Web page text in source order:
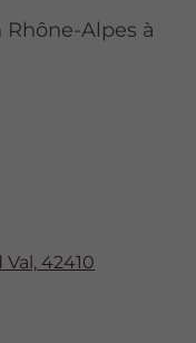
Val, 42410
Alpes à